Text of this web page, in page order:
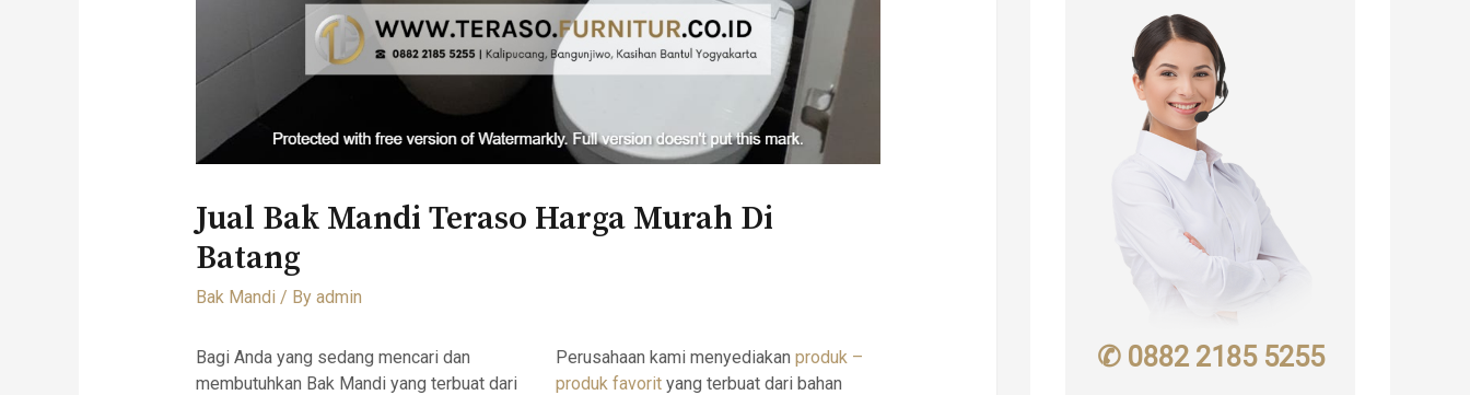
Jual Bak Mandi Teraso Harga Murah Di
Batang
Bak Mandi / By admin
Bagi Anda yang sedang mencari dan
membutuhkan Bak Mandi yang terbuat dari
Perusahaan kami menyediakan produk –
produk favorit yang terbuat dari bahan
✆ 0882 2185 5255